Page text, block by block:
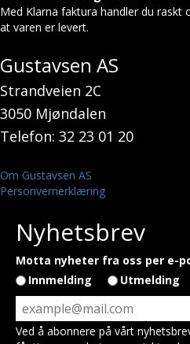
Med Klarna faktura handler du
at varen er levert.
Gustavsen AS
Strandveien 2C
3050 Mjøndalen
Telefon: 32 23 01 20
Om Gustavsen AS
Personvernerklæring
Nyhetsbrev
Motta nyheter fra oss per e-
Innmelding
Utmelding
Ved å abonnere på vårt